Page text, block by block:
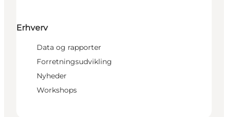
Erhverv
Data og rapporter
Forretningsudvikling
Nyheder
Workshops